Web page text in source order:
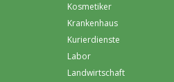
Kosmetiker
Krankenhaus
Kurierdienste
Labor
Landwirtschaft